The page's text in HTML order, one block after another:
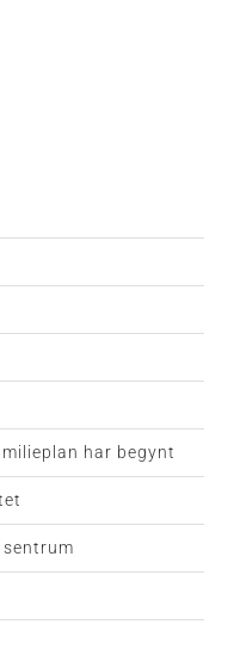
har begynt